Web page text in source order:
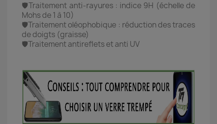
🛡️Traitement anti-rayures : indice 9H (échelle de
Mohs de 1 à 10)
🛡️Traitement oléophobique : réduction des traces
de doigts (graisse)
🛡️Traitement antireflets et anti UV